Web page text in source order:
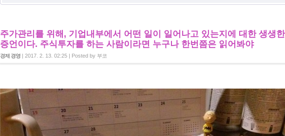
주가관리를 위해, 기업내부에서 어떤 일이 일어나고 있는지에 대한 생생한
증언이다. 주식투자를 하는 사람이라면 누구나 한번쯤은 읽어봐야
경제 경영 | 2017. 2. 13. 02:25 | Posted by 부코